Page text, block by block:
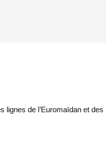
lignes de l’Euromaïdan et des